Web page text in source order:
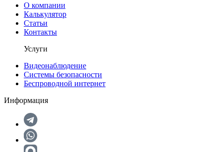
О компании
Калькулятор
Статьи
Контакты
Услуги
Видеонаблюдение
Системы безопасности
Беспроводной интернет
Информация